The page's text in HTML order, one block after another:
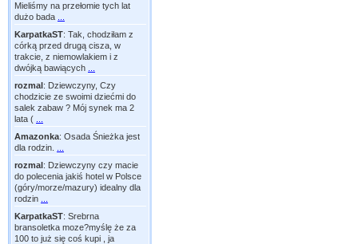
Mieliśmy na przełomie tych lat
dużo bada
KarpatkaST: Tak, chodziłam z
córką przed drugą cisza, w
trakcie, z niemowlakiem i z
dwójką bawiących
rozmal: Dziewczyny, Czy
chodzicie ze swoimi dziećmi do
salek zabaw ? Mój synek ma 2
lata (
Amazonka: Osada Śnieżka jest
dla rodzin.
rozmal: Dziewczyny czy macie
do polecenia jakiś hotel w Polsce
(góry/morze/mazury) idealny dla
rodzin
KarpatkaST: Srebrna
bransoletka moze?myślę że za
100 to już się coś kupi , ja